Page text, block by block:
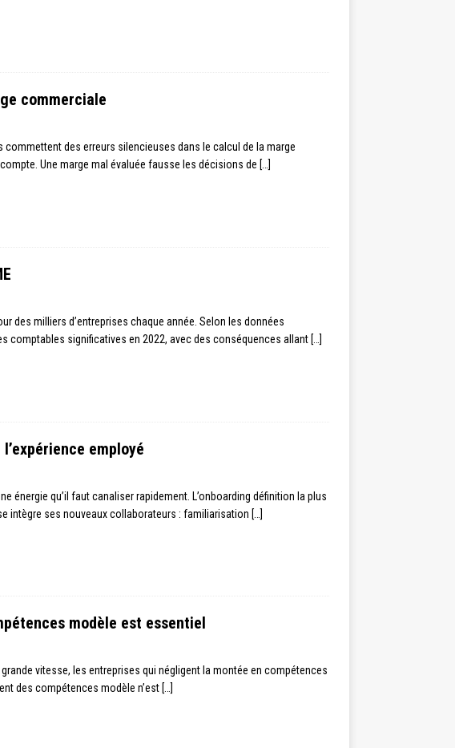
commerciale
commettent des erreurs silencieuses dans le calcul de la marge
Une marge mal évaluée fausse les décisions de […]
des milliers d’entreprises chaque année. Selon les données
comptables significatives en 2022, avec des conséquences allant […]
employé
énergie qu’il faut canaliser rapidement. L’onboarding définition la plus
intègre ses nouveaux collaborateurs : familiarisation […]
modèle est essentiel
vitesse, les entreprises qui négligent la montée en compétences
des compétences modèle n’est […]